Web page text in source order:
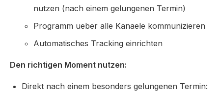
nutzen (nach einem gelungenen Termin)
Programm ueber alle Kanaele kommunizieren
Automatisches Tracking einrichten
Den richtigen Moment nutzen:
Direkt nach einem besonders gelungenen Termin: